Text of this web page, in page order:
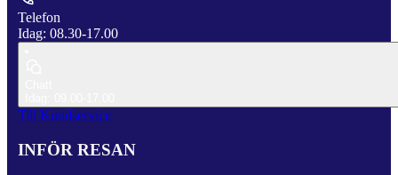
Telefon
Idag: 08.30-17.00
Till Kundservice
INFÖR RESAN